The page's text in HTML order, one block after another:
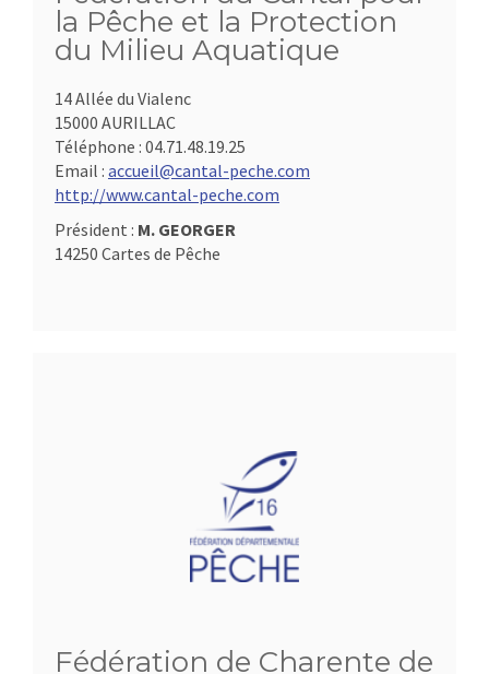
la Pêche et la Protection
du Milieu Aquatique
14 Allée du Vialenc
15000 AURILLAC
Téléphone : 04.71.48.19.25
Email : accueil@cantal-peche.com
http://www.cantal-peche.com
Président : M. GEORGER
14250 Cartes de Pêche
Fédération de Charente de